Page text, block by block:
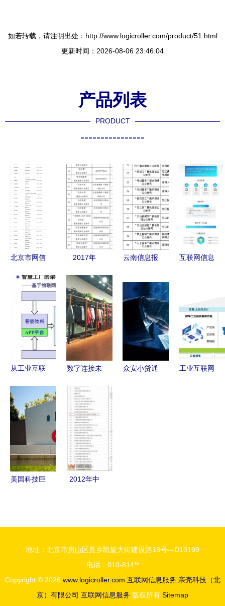
如若转载，请注明出处：http://www.logicroller.com/product/51.html
更新时间：2026-08-06 23:46:04
产品列表
PRODUCT
----------------
北京市网信
网新闻信息
服务单位许
可名单 规
范信息传播
新篇章
2017年
闻信息服务
管理规定》
的时代意义
与实施启示
云南信息报
云南首批互
联网新闻信
息服务许可
互联网信息
从工业互联
探什么才是
真正的“互
数字连接未
CEO在北京
人民广播电
台讲述
OUBURO
新零售旅程
众安小贷通
工业互联网
美国科技巨
2012年中
宜宾零距离
网络公司成
功入围
地址：北京市房山区良乡凯旋大街建设路18号—D13199
电话：010-814**
Copyright © 2026 www.logicroller.com 互联网信息服务 亲壳科技（北
京）有限公司 互联网信息服务 版权所有 Sitemap